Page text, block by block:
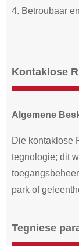
4. Betroubaar
Kontaklose
Algemene
Die kontaklose
tegnologie; dit
park of
Tegniese